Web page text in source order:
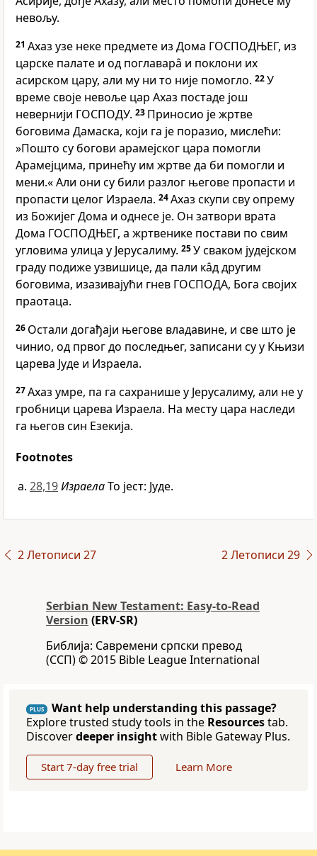
невољу.
21 Ахаз узе неке предмете из Дома ГОСПОДЊЕГ, из
царске палате и од поглаварâ и поклони их
асирском цару, али му ни то није помогло. 22У
време своје невоље цар Ахаз постаде још
невернији ГОСПОДУ. 23 Приносио је жртве
боговима Дамаска, који га је поразио, мислећи:
»Пошто су богови арамејског цара помогли
Арамејцима, принећу им жртве да би помогли и
мени.« Али они су били разлог његове пропасти и
пропасти целог Израела. 24Ахаз скупи сву опрему
из Божијег Дома и однесе је. Он затвори врата
Дома ГОСПОДЊЕГ, а жртвенике постави по свим
угловима улица у Јерусалиму. 25У сваком јудејском
граду подиже узвишице, да пали кâд другим
боговима, изазивајући гнев ГОСПОДА, Бога својих
праотаца.
26 Остали догађаји његове владавине, и све што је
чинио, од првог до последњег, записани су у Књизи
царева Јуде и Израела.
27Ахаз умре, па га сахранише у Јерусалиму, али не у
гробници царева Израела. На месту цара наследи
га његов син Езекија.
Footnotes
28,19ИзраелаТо јест: Јуде.
2 Летописи 27 2 Летописи 29
Serbian New Testament: Easy-to-Read
Version (ERV-SR)
Библија: Савремени српски превод
(ССП) © 2015 Bible League International
PLUS
Want help understanding this passage?
Explore trusted study tools in the Resourcestab.
Discoverdeeper insightwith Bible Gateway Plus.
Start 7-day free trial Learn More